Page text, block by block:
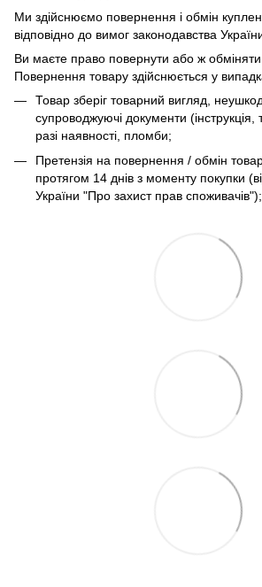
Ми здійснюємо повернення і обмін
відповідно до вимог законодавства
Ви маєте право повернути або ж
Повернення товару здійснюється у
Товар зберіг товарний вигляд,
супроводжуючі документи (інструкція,
разі наявності, пломби;
Претензія на повернення / обмін
протягом 14 днів з моменту покупки
України "Про захист прав споживачів");